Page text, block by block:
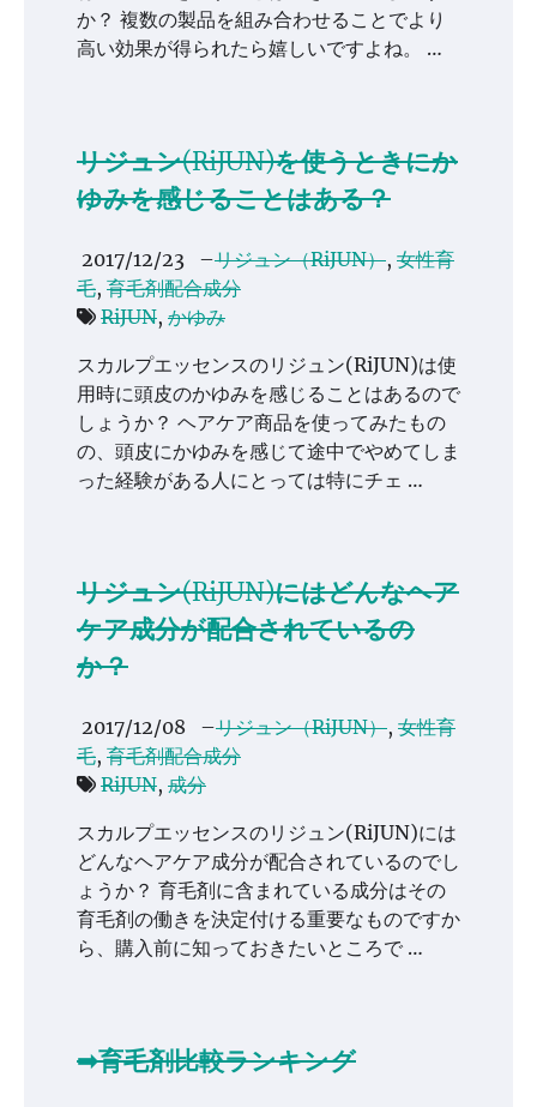
か？ 複数の製品を組み合わせることでより
高い効果が得られたら嬉しいですよね。 …
リジュン(RiJUN)を使うときにか
ゆみを感じることはある？
2017/12/23 –リジュン（RiJUN）, 女性育
毛, 育毛剤配合成分
RiJUN, かゆみ
スカルプエッセンスのリジュン(RiJUN)は使
用時に頭皮のかゆみを感じることはあるので
しょうか？ ヘアケア商品を使ってみたもの
の、頭皮にかゆみを感じて途中でやめてしま
った経験がある人にとっては特にチェ …
リジュン(RiJUN)にはどんなヘア
ケア成分が配合されているの
か？
2017/12/08 –リジュン（RiJUN）, 女性育
毛, 育毛剤配合成分
RiJUN, 成分
スカルプエッセンスのリジュン(RiJUN)には
どんなヘアケア成分が配合されているのでし
ょうか？ 育毛剤に含まれている成分はその
育毛剤の働きを決定付ける重要なものですか
ら、購入前に知っておきたいところで …
➡育毛剤比較ランキング